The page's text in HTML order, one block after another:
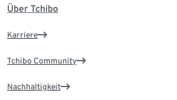
Über Tchibo
Karriere
Tchibo Community
Nachhaltigkeit